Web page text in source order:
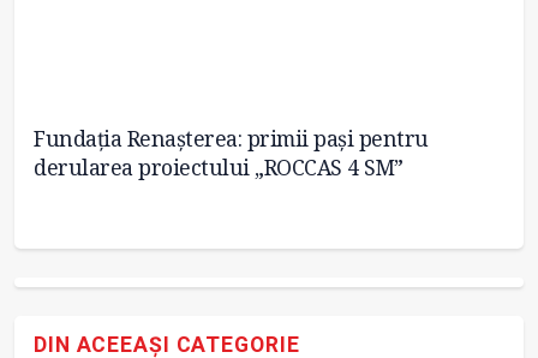
Fundația Renașterea: primii pași pentru
derularea proiectului „ROCCAS 4 SM”
DIN ACEEAȘI CATEGORIE